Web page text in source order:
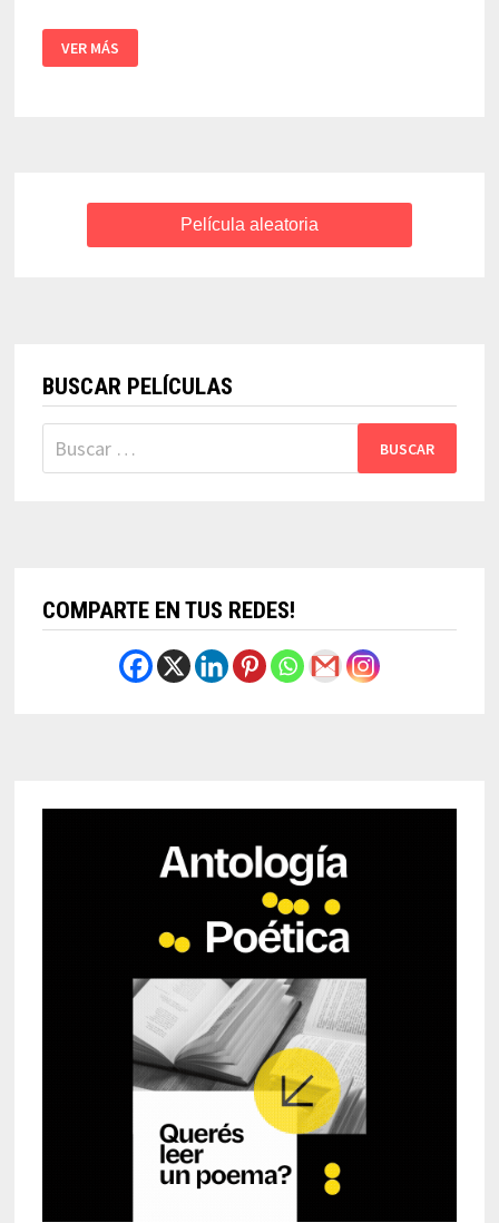
FREAKS
(LA
PARADA
VER MÁS
Película aleatoria
BUSCAR PELÍCULAS
Buscar:
COMPARTE EN TUS REDES!